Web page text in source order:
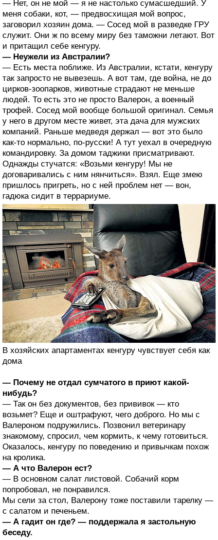
— Нет, он не мой — я не настолько сумасшедший. У
меня собаки, кот, — предвосхищая мой вопрос,
заговорил хозяин дома. — Сосед мой в разведке ГРУ
служит. Они ж по всему миру без таможни летают. Вот
и притащил себе кенгуру.
— Неужели из Австралии?
— Есть места поближе. Из Австралии, кстати, кенгуру
так запросто не вывезешь. А вот там, где война, не до
цирков-зоопарков, животные страдают не меньше
людей. То есть это не просто Валерон, а военный
трофей. Сосед мой вообще большой оригинал. Семья
у него в другом месте живет, эта дача для мужских
компаний. Раньше медведя держал — вот это было
как-то нормально, по-русски! А тут уехал в очередную
командировку. За домом таджики присматривают.
Однажды стучатся: «Возьми кенгуру! Мы не
договаривались с ним нянчиться». Взял. Еще змею
пришлось пригреть, но с ней проблем нет — вон,
гадюка сидит в террариуме.
В хозяйских апартаментах кенгуру чувствует себя как
дома
— Почему не отдал сумчатого в приют какой-
нибудь?
— Так он без документов, без прививок — кто
возьмет? Еще и оштрафуют, чего доброго. Но мы с
Валероном подружились. Позвонил ветеринару
знакомому, спросил, чем кормить, к чему готовиться.
Оказалось, кенгуру по поведению и привычкам похож
на кролика.
— А что Валерон ест?
— В основном салат листовой. Собачий корм
попробовал, не понравился.
Мы сели за стол, Валерону тоже поставили тарелку —
с салатом и печеньем.
— А гадит он где? — поддержала я застольную
беседу.